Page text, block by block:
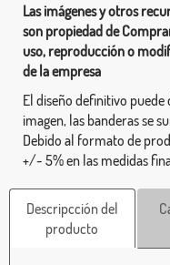
Las imágenes y otros
son propiedad de
uso, reproducción o
de la empresa
El diseño definitivo
imagen, las banderas se
Debido al formato de
+/- 5% en las medidas
Descripcción del
producto